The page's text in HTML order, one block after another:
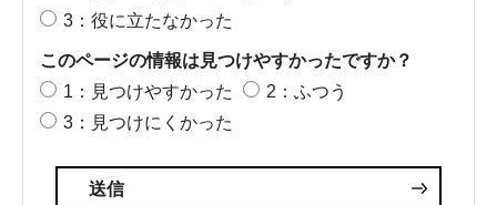
3：役に立たなかった
このページの情報は見つけやすかったですか？
1：見つけやすかった
2：ふつう
3：見つけにくかった